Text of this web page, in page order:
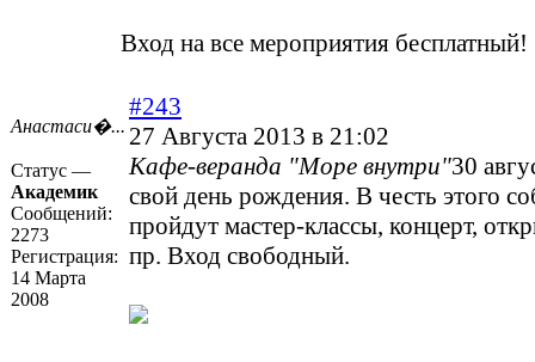
Вход на все мероприятия бесплатный!
Анастаси�...
Статус —
Академик
Сообщений:
2273
Регистрация:
14 Марта
2008
#243
27 Августа 2013 в 21:02
Кафе-веранда "Море внутри"30
свой день рождения. В честь этого
пройдут мастер-классы, концерт,
пр. Вход свободный.